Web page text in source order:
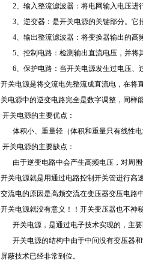
2、输入整流滤波器：将电网输入电压进
3、逆变器：是开关电源的关键部分。它
4、输出整流滤波器：将变换器输出的高
5、控制电路：检测输出直流电压，并将
6、保护电路：当开关电源发生过电压、
开关电源是将交流电先整流成直流电，在将
关电源中的逆变电路完全是数字调整，同样
开关电源的主要优点：
体积小、重量轻（体积和重量只有线性
开关电源的主要缺点：
由于逆变电路中会产生高频电压，对周
开关电源就是用通过电路控制开关管进行高
交流电的原因是高频交流在变压器变压电路
开关电源就没有意义！！开关变压器也不神
开关电源，是通过电子技术实现的，主
开关电源的结构中由于中间没有变压器
屏蔽技术已经非常到位。